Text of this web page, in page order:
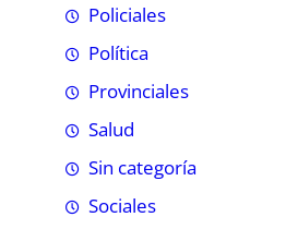
Policiales
Política
Provinciales
Salud
Sin categoría
Sociales